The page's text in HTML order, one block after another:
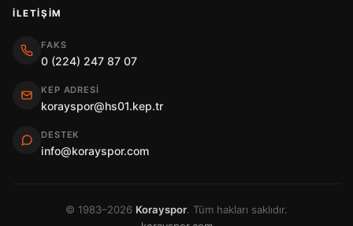
İLETIŞIM
FAKS
0 (224) 247 87 07
KEP ADRESI
korayspor@hs01.kep.tr
DESTEK
info@korayspor.com
© 1983–2026 Korayspor. Tüm hakları saklıdır.